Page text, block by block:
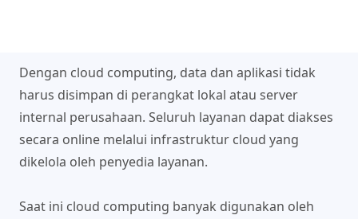
Dengan cloud computing, data dan aplikasi tidak
harus disimpan di perangkat lokal atau server
internal perusahaan. Seluruh layanan dapat diakses
secara online melalui infrastruktur cloud yang
dikelola oleh penyedia layanan.
Saat ini cloud computing banyak digunakan oleh